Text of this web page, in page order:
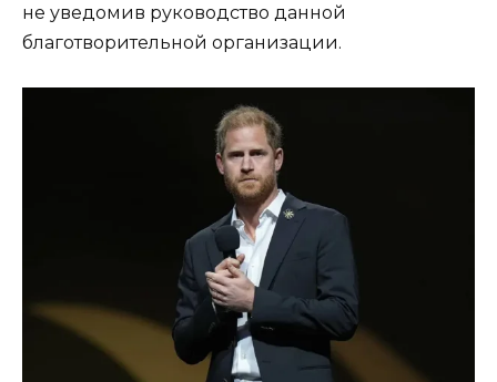
не уведомив руководство данной
благотворительной организации.